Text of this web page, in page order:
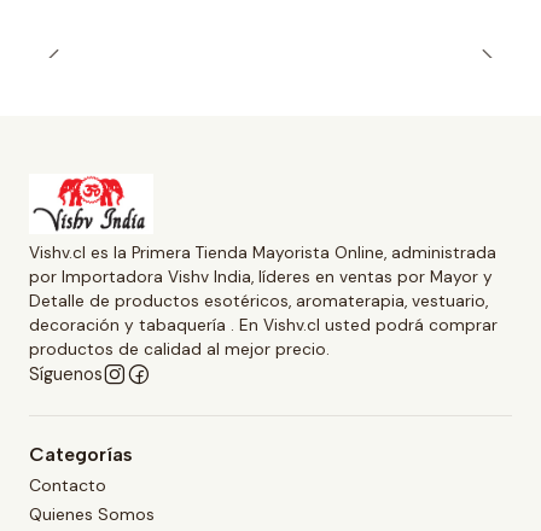
Vishv.cl es la Primera Tienda Mayorista Online, administrada
por Importadora Vishv India, líderes en ventas por Mayor y
Detalle de productos esotéricos, aromaterapia, vestuario,
decoración y tabaquería . En Vishv.cl usted podrá comprar
productos de calidad al mejor precio.
Síguenos
Categorías
Contacto
Quienes Somos